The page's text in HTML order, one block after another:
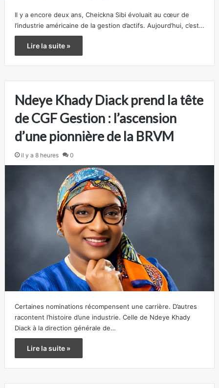
Il y a encore deux ans, Cheickna Sibi évoluait au cœur de
l’industrie américaine de la gestion d’actifs. Aujourd’hui, c’est…
Lire la suite »
Ndeye Khady Diack prend la tête
de CGF Gestion : l’ascension
d’une pionnière de la BRVM
il y a 8 heures 0
Certaines nominations récompensent une carrière. D’autres
racontent l’histoire d’une industrie. Celle de Ndeye Khady
Diack à la direction générale de…
Lire la suite »